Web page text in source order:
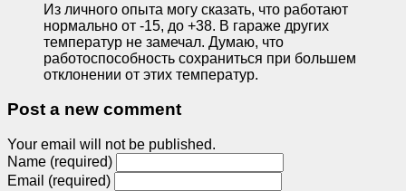
Из личного опыта могу сказать, что работают
нормально от -15, до +38. В гараже других
температур не замечал. Думаю, что
работоспособность сохраниться при большем
отклонении от этих температур.
Post a new comment
Your email will not be published.
Name (required)
Email (required)